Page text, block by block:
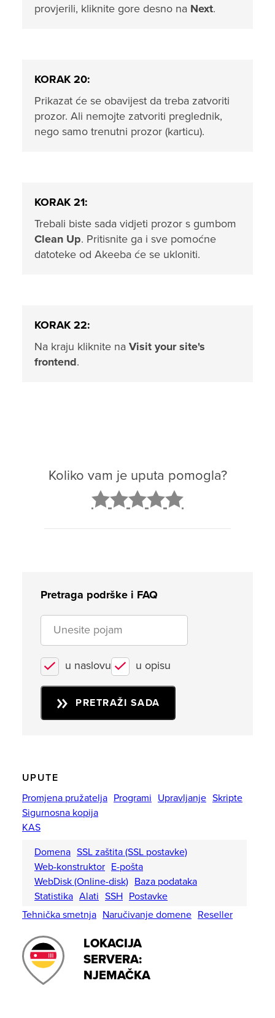
provjerili, kliknite gore desno na Next.
KORAK 20:
Prikazat će se obavijest da treba zatvoriti
prozor. Ali nemojte zatvoriti preglednik,
nego samo trenutni prozor (karticu).
KORAK 21:
Trebali biste sada vidjeti prozor s gumbom
Clean Up. Pritisnite ga i sve pomoćne
datoteke od Akeeba će se ukloniti.
KORAK 22:
Na kraju kliknite na Visit your site's
frontend.
Koliko vam je uputa pomogla?
Pretraga podrške i FAQ
u naslovu u opisu
PRETRAŽI SADA
UPUTE
Promjena pružatelja Programi Upravljanje Skripte
Sigurnosna kopija
KAS
Domena SSL zaštita (SSL postavke)
Web-konstruktor E-pošta
WebDisk (Online-disk) Baza podataka
Statistika Alati SSH Postavke
Tehnička smetnja Naručivanje domene Reseller
LOKACIJA
SERVERA:
NJEMAČKA